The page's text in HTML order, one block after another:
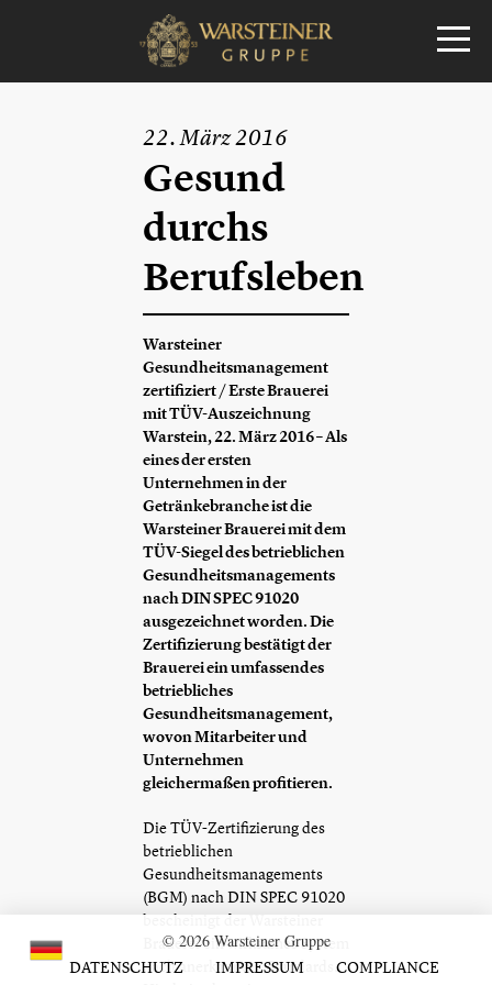
22. März 2016
Gesund
durchs
Berufsleben
Warsteiner
Gesundheitsmanagement
zertifiziert / Erste Brauerei
mit TÜV-Auszeichnung
Warstein, 22. März 2016 – Als
eines der ersten
Unternehmen in der
Getränkebranche ist die
Warsteiner Brauerei mit dem
TÜV-Siegel des betrieblichen
Gesundheitsmanagements
nach DIN SPEC 91020
ausgezeichnet worden. Die
Zertifizierung bestätigt der
Brauerei ein umfassendes
betriebliches
Gesundheitsmanagement,
wovon Mitarbeiter und
Unternehmen
gleichermaßen profitieren.
Die TÜV-Zertifizierung des
betrieblichen
Gesundheitsmanagements
(BGM) nach DIN SPEC 91020
bescheinigt der Warsteiner
Brauerei ein wirksames System
nach anerkannten Standards.
© 2026 Warsteiner Gruppe
DATENSCHUTZ
IMPRESSUM COMPLIANCE